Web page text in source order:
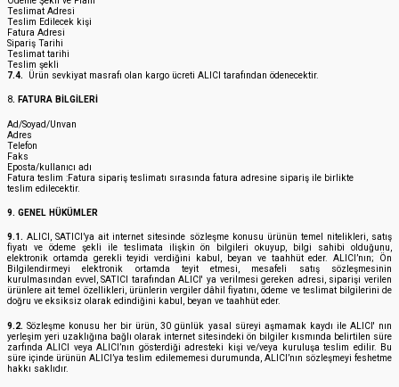
Teslimat Adresi
Teslim Edilecek kişi
Fatura Adresi
Sipariş Tarihi
Teslimat tarihi
Teslim şekli
7.4. Ürün sevkiyat masrafı olan kargo ücreti ALICI tarafından ödenecektir.
8. FATURA BİLGİLERİ
Ad/Soyad/Unvan
Adres
Telefon
Faks
Eposta/kullanıcı adı
Fatura teslim :Fatura sipariş teslimatı sırasında fatura adresine sipariş ile birlikte
teslim edilecektir.
9. GENEL HÜKÜMLER
9.1. ALICI, SATICI’ya ait internet sitesinde sözleşme konusu ürünün temel nitelikleri, satış
fiyatı ve ödeme şekli ile teslimata ilişkin ön bilgileri okuyup, bilgi sahibi olduğunu,
elektronik ortamda gerekli teyidi verdiğini kabul, beyan ve taahhüt eder. ALICI’nın; Ön
Bilgilendirmeyi elektronik ortamda teyit etmesi, mesafeli satış sözleşmesinin
kurulmasından evvel, SATICI tarafından ALICI' ya verilmesi gereken adresi, siparişi verilen
ürünlere ait temel özellikleri, ürünlerin vergiler dâhil fiyatını, ödeme ve teslimat bilgilerini de
doğru ve eksiksiz olarak edindiğini kabul, beyan ve taahhüt eder.
9.2. Sözleşme konusu her bir ürün, 30 günlük yasal süreyi aşmamak kaydı ile ALICI' nın
yerleşim yeri uzaklığına bağlı olarak internet sitesindeki ön bilgiler kısmında belirtilen süre
zarfında ALICI veya ALICI’nın gösterdiği adresteki kişi ve/veya kuruluşa teslim edilir. Bu
süre içinde ürünün ALICI’ya teslim edilememesi durumunda, ALICI’nın sözleşmeyi feshetme
hakkı saklıdır.